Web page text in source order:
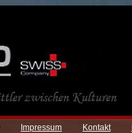
Impressum Kontakt